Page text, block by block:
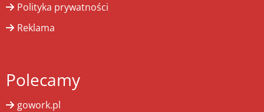
Polityka prywatności
Reklama
Polecamy
gowork.pl